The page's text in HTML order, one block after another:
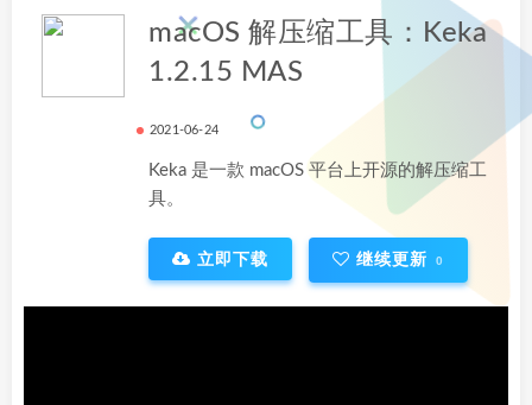
macOS 解压缩工具：Keka
1.2.15 MAS
2021-06-24
Keka 是一款 macOS 平台上开源的解压缩工
具。
立即下载 继续更新 0